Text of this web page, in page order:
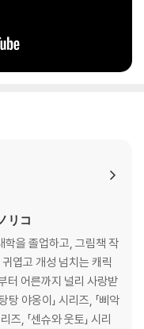
リコ
학을 졸업하고, 그림책 작
엽고 개성 넘치는 캐릭
터 어른까지 널리 사랑받
야옹이」 시리즈, 「삐악
즈, 「센슈와 웃토」 시리